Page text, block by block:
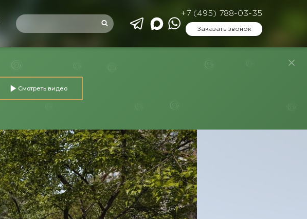
+7 (495) 788-03-35
Заказать звонок
Смотреть видео